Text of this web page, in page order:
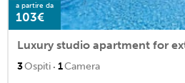
a partire da
103€
Luxury studio apartment for
3Ospiti · 1Camera